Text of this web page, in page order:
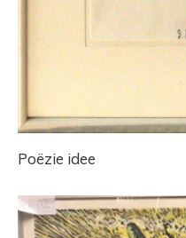
Poëzie idee